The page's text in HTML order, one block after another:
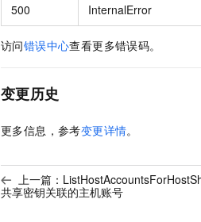
500 InternalError
访问错误中心查看更多错误码。
变更历史
更多信息，参考变更详情。
上一篇：
共享密钥关联的主机账号